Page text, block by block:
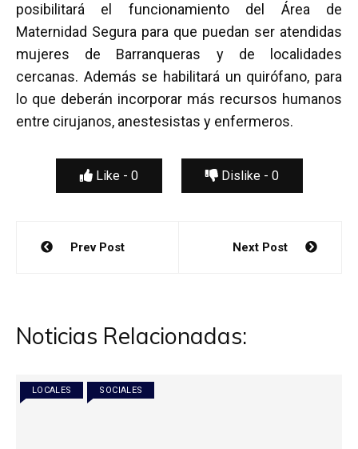
posibilitará el funcionamiento del Área de
Maternidad Segura para que puedan ser atendidas
mujeres de Barranqueras y de localidades
cercanas. Además se habilitará un quirófano, para
lo que deberán incorporar más recursos humanos
entre cirujanos, anestesistas y enfermeros.
Like - 0 Dislike - 0
Navegación
Prev Post Next Post
Noticias Relacionadas:
LOCALES SOCIALES